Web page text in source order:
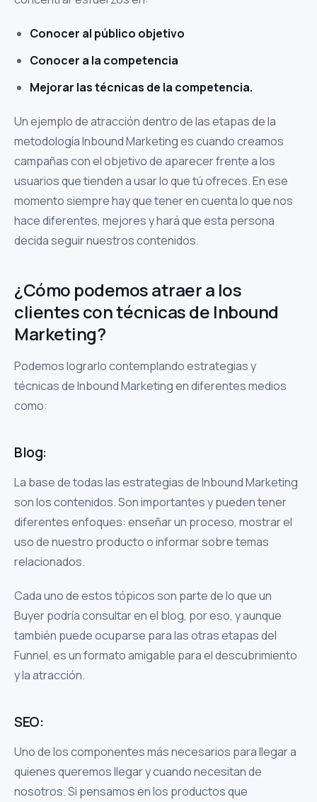
Conocer al público objetivo
Conocer a la competencia
Mejorar las técnicas de la competencia.
Un ejemplo de atracción dentro de las etapas de la
metodología Inbound Marketing es cuando creamos
campañas con el objetivo de aparecer frente a los
usuarios que tienden a usar lo que tú ofreces. En ese
momento siempre hay que tener en cuenta lo que nos
hace diferentes, mejores y hará que esta persona
decida seguir nuestros contenidos.
¿Cómo podemos atraer a los
clientes con técnicas de Inbound
Marketing?
Podemos lograrlo contemplando estrategias y
técnicas de Inbound Marketing en diferentes medios
como:
Blog:
La base de todas las estrategias de Inbound Marketing
son los contenidos. Son importantes y pueden tener
diferentes enfoques: enseñar un proceso, mostrar el
uso de nuestro producto o informar sobre temas
relacionados.
Cada uno de estos tópicos son parte de lo que un
Buyer podría consultar en el blog, por eso, y aunque
también puede ocuparse para las otras etapas del
Funnel, es un formato amigable para el descubrimiento
y la atracción.
SEO:
Uno de los componentes más necesarios para llegar a
quienes queremos llegar y cuando necesitan de
nosotros. Si pensamos en los productos que